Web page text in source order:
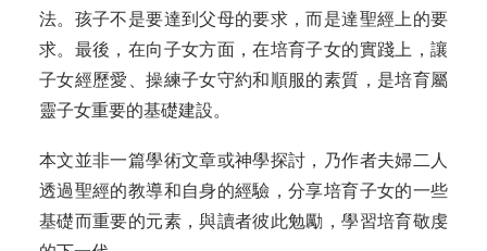
法。 孩子不是要達到父母的要求，而是達聖經上的要
求。 最後，在向子女方面，在培育子女的實踐上，讓
子女經歷愛、操練子女守約和順服的素質，是培育屬
靈子女重要的基礎建設。
本文並非一篇學術文章或神學探討，乃作者夫婦二人
透過聖經的教導和自身的經驗，分享培育子女的一些
基礎而重要的元素，與讀者彼此勉勵，學習培育敬虔